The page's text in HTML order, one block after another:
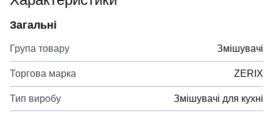
Загальні
Група товару Змішувачі
Торгова марка ZERIX
Тип виробу Змішувачі для кухні